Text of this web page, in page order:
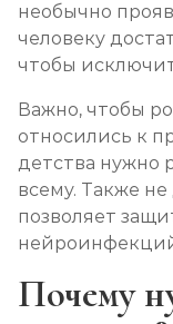
необычно
человеку
чтобы
Важно, чтобы
относились к
детства нужно
всему. Также
позволяет
Почему